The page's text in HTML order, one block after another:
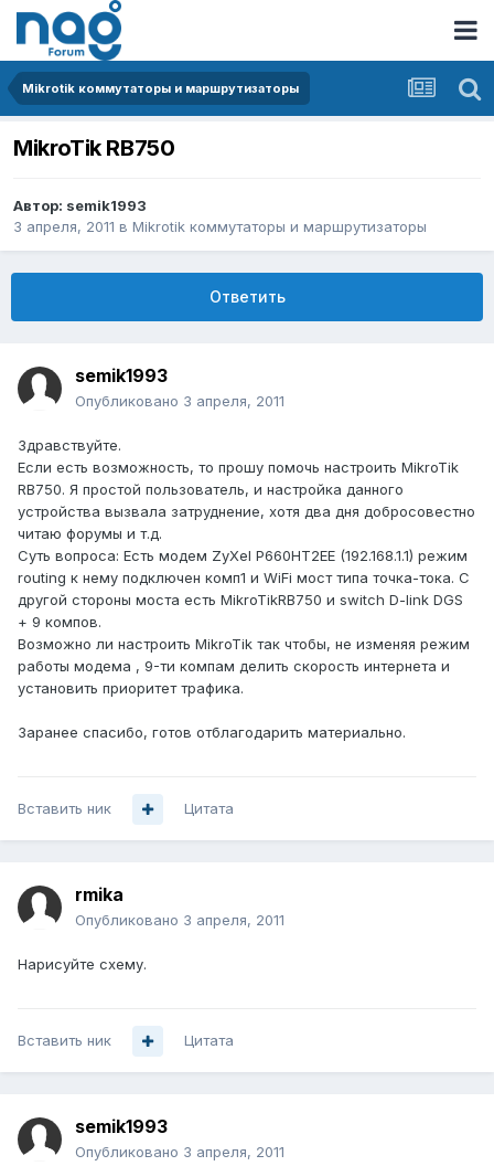
Mikrotik коммутаторы и маршрутизаторы
MikroTik RB750
Автор: semik1993
3 апреля, 2011 в Mikrotik коммутаторы и маршрутизаторы
Ответить
semik1993
Опубликовано 3 апреля, 2011
Здравствуйте.
Если есть возможность, то прошу помочь настроить MikroTik
RB750. Я простой пользователь, и настройка данного
устройства вызвала затруднение, хотя два дня добросовестно
читаю форумы и т.д.
Суть вопроса: Есть модем ZyXel P660HT2EE (192.168.1.1) режим
routing к нему подключен комп1 и WiFi мост типа точка-тока. С
другой стороны моста есть MikroTikRB750 и switch D-link DGS
+ 9 компов.
Возможно ли настроить MikroTik так чтобы, не изменяя режим
работы модема , 9-ти компам делить скорость интернета и
установить приоритет трафика.
Заранее спасибо, готов отблагодарить материально.
Вставить ник Цитата
rmika
Опубликовано 3 апреля, 2011
Нарисуйте схему.
Вставить ник Цитата
semik1993
Опубликовано 3 апреля, 2011